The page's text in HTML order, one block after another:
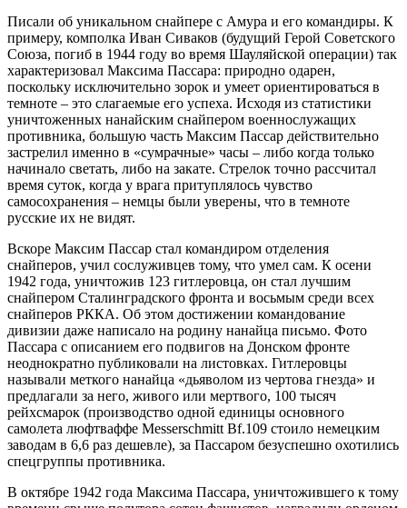
Писали об уникальном снайпере с Амура и его командиры. К
примеру, комполка Иван Сиваков (будущий Герой Советского
Союза, погиб в 1944 году во время Шауляйской операции) так
характеризовал Максима Пассара: природно одарен,
поскольку исключительно зорок и умеет ориентироваться в
темноте – это слагаемые его успеха. Исходя из статистики
уничтоженных нанайским снайпером военнослужащих
противника, большую часть Максим Пассар действительно
застрелил именно в «сумрачные» часы – либо когда только
начинало светать, либо на закате. Стрелок точно рассчитал
время суток, когда у врага притуплялось чувство
самосохранения – немцы были уверены, что в темноте
русские их не видят.
Вскоре Максим Пассар стал командиром отделения
снайперов, учил сослуживцев тому, что умел сам. К осени
1942 года, уничтожив 123 гитлеровца, он стал лучшим
снайпером Сталинградского фронта и восьмым среди всех
снайперов РККА. Об этом достижении командование
дивизии даже написало на родину нанайца письмо. Фото
Пассара с описанием его подвигов на Донском фронте
неоднократно публиковали на листовках. Гитлеровцы
называли меткого нанайца «дьяволом из чертова гнезда» и
предлагали за него, живого или мертвого, 100 тысяч
рейхсмарок (производство одной единицы основного
самолета люфтваффе Messerschmitt Bf.109 стоило немецким
заводам в 6,6 раз дешевле), за Пассаром безуспешно охотились
спецгруппы противника.
В октябре 1942 года Максима Пассара, уничтожившего к тому